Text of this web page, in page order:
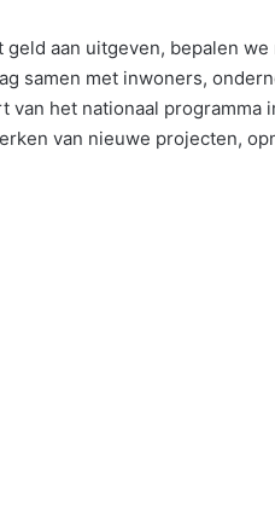
geld aan uitgeven, bepalen
samen met inwoners,
van het nationaal programma
van nieuwe projecten,